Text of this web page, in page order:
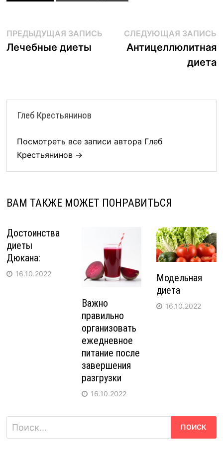
Навигация
по
ПРЕДЫДУЩАЯ ЗАПИСЬПредыдущая
запись:
Лечебные диеты
СЛЕДУЮЩАЯ ЗАПИСЬ
Антицеллюлитная
диета
Глеб Крестьянинов
Посмотреть все записи автора Глеб
Крестьянинов →
ВАМ ТАКЖЕ МОЖЕТ ПОНРАВИТЬСЯ
Достоинства
диеты
Дюкана:
16.10.2022
Важно
правильно
организовать
ежедневное
питание после
завершения
разгрузки
16.10.2022
Модельная
диета
16.10.2022
Найти: